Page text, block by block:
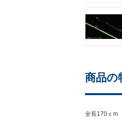
商品の
全長170ｃ